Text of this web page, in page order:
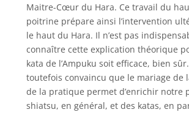
Maitre-Cœur du Hara. Ce travail du
poitrine prépare ainsi l’intervention
le haut du Hara. Il n’est pas
connaître cette explication théorique
kata de l’Ampuku soit efficace, bien
toutefois convaincu que le mariage de
de la pratique permet d’enrichir notre
shiatsu, en général, et des katas, en